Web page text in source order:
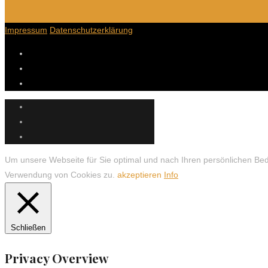
Impressum Datenschutzerklärung
Um unsere Webseite für Sie optimal und nach Ihren persönlichen
Verwendung von Cookies zu. akzeptieren Info
Schließen
Privacy Overview